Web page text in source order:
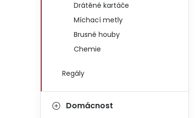
Drátěné kartáče
Míchací metly
Brusné houby
Chemie
Regály
Domácnost